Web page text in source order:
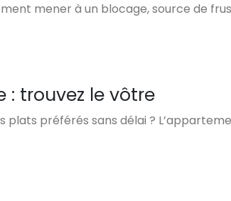
mener à un blocage, source de
trouvez le vôtre
plats préférés sans délai ?